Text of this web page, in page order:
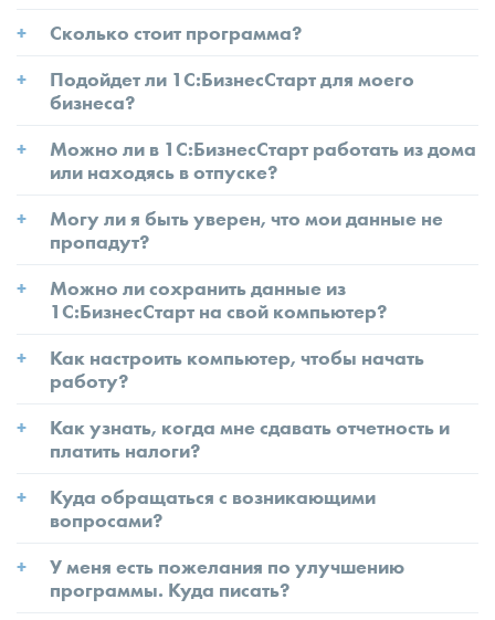
Сколько стоит программа?
Подойдет ли 1С:БизнесСтарт для моего
бизнеса?
Можно ли в 1С:БизнесСтарт работать из дома
или находясь в отпуске?
Могу ли я быть уверен, что мои данные не
пропадут?
Можно ли сохранить данные из
1С:БизнесСтарт на свой компьютер?
Как настроить компьютер, чтобы начать
работу?
Как узнать, когда мне сдавать отчетность и
платить налоги?
Куда обращаться с возникающими
вопросами?
У меня есть пожелания по улучшению
программы. Куда писать?